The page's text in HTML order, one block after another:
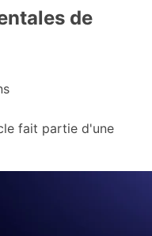
de
fait partie d'une